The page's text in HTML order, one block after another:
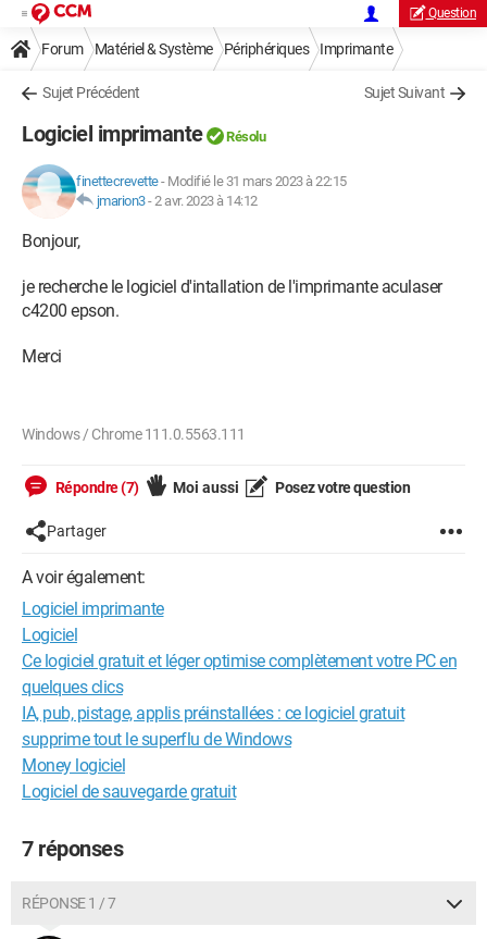
Question
Forum Matériel & Système Périphériques Imprimante
Sujet Précédent Sujet Suivant
Logiciel imprimante Résolu
finettecrevette- Modifié le 31 mars 2023 à 22:15
jmarion3-2 avr. 2023 à 14:12
Bonjour,
je recherche le logiciel d'intallation de l'imprimante aculaser
c4200 epson.
Merci
Windows / Chrome 111.0.5563.111
Répondre (7) Moi aussi Posez votre question
Partager
A voir également:
Logiciel imprimante
Logiciel
Ce logiciel gratuit et léger optimise complètement votre PC en
quelques clics
IA, pub, pistage, applis préinstallées : ce logiciel gratuit
supprime tout le superflu de Windows
Money logiciel
Logiciel de sauvegarde gratuit
7 réponses
RÉPONSE 1 / 7